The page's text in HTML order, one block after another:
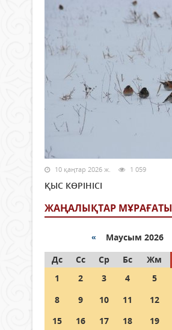
10 қаңтар 2026 ж. 1 059
ҚЫС КӨРІНІСІ
ЖАҢАЛЫҚТАР МҰРАҒАТЫ
« Маусым 2026
Дс
Сс Ср Бс Жм
1
2 3 4 5
8
9 10 11 12
15
16 17 18 19